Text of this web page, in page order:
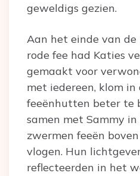
geweldigs gezien.
Aan het einde van
rode fee had Katies
gemaakt voor
met iedereen, klom in
feeënhutten beter te
samen met Sammy
zwermen feeën
vlogen. Hun
reflecteerden in het